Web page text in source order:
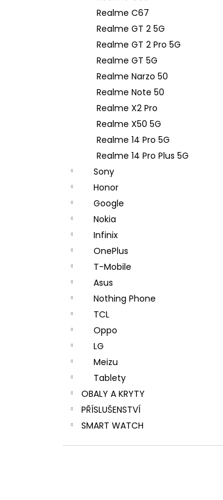
Realme C67
Realme GT 2 5G
Realme GT 2 Pro 5G
Realme GT 5G
Realme Narzo 50
Realme Note 50
Realme X2 Pro
Realme X50 5G
Realme 14 Pro 5G
Realme 14 Pro Plus 5G
Sony
Honor
Google
Nokia
Infinix
OnePlus
T-Mobile
Asus
Nothing Phone
TCL
Oppo
LG
Meizu
Tablety
OBALY A KRYTY
PŘÍSLUŠENSTVÍ
SMART WATCH